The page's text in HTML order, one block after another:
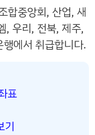
합중앙회, 산업, 새
, 우리, 전북, 제주,
에서 취급합니다.
표
기